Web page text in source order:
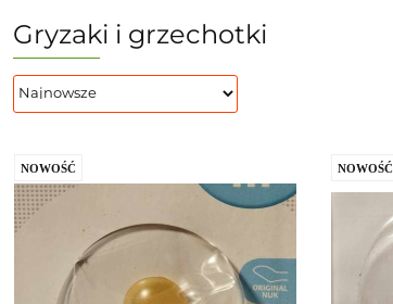
Gryzaki i grzechotki
NOWOŚĆ NOWOŚĆ